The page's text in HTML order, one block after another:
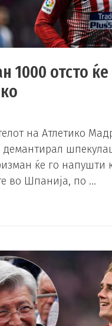
1000 отсто
на Атлетико
демантирал
ќе го напушти
во Шпанија, по …